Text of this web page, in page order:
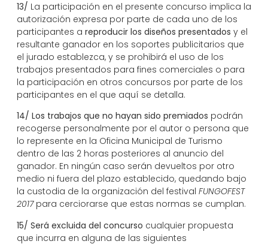
13/ La participación en el presente concurso implica la
autorización expresa por parte de cada uno de los
participantes a reproducir los diseños presentados y el
resultante ganador en los soportes publicitarios que
el jurado establezca, y se prohibirá el uso de los
trabajos presentados para fines comerciales o para
la participación en otros concursos por parte de los
participantes en el que aquí se detalla.
14/ Los trabajos que no hayan sido premiados podrán
recogerse personalmente por el autor o persona que
lo represente en la Oficina Municipal de Turismo
dentro de las 2 horas posteriores al anuncio del
ganador. En ningún caso serán devueltos por otro
medio ni fuera del plazo establecido, quedando bajo
la custodia de la organización del festival FUNGOFEST
2017para cerciorarse que estas normas se cumplan.
15/ Será excluida del concurso cualquier propuesta
que incurra en alguna de las siguientes